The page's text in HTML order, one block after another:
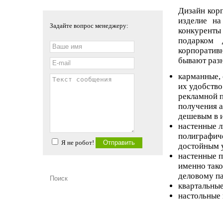
Задайте вопрос менеджеру:
Я не робот!
Дизайн
изделие
бывают
карманные,
их
рекламной
получения
дешевым в
настенные
достойным
настенные
именно
деловому